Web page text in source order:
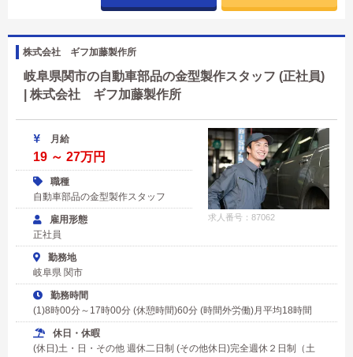
株式会社 ギフ加藤製作所
岐阜県関市の自動車部品の金型製作スタッフ (正社員)
| 株式会社 ギフ加藤製作所
求人番号：87062
月給
19 ～ 27万円
職種
自動車部品の金型製作スタッフ
雇用形態
正社員
勤務地
岐阜県 関市
勤務時間
(1)8時00分～17時00分 (休憩時間)60分 (時間外労働)月平均18時間
休日・休暇
(休日)土・日・その他 週休二日制 (その他休日)完全週休２日制（土